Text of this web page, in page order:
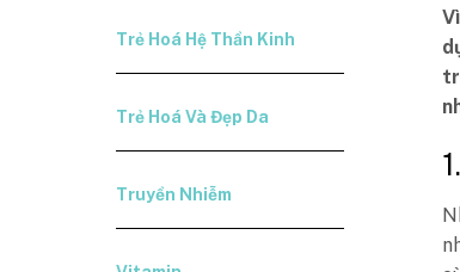
Trẻ Hoá Hệ Thần Kinh
Trẻ Hoá Và Đẹp Da
Truyền Nhiễm